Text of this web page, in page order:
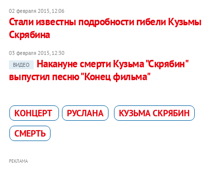
02 февраля 2015, 12:06
Стали известны подробности гибели Кузьмы
Скрябина
03 февраля 2015, 12:30
ВИДЕО
Накануне смерти Кузьма "Скрябин"
выпустил песню "Конец фильма"
КОНЦЕРТ РУСЛАНА
КУЗЬМА СКРЯБИН
СМЕРТЬ
РЕКЛАМА